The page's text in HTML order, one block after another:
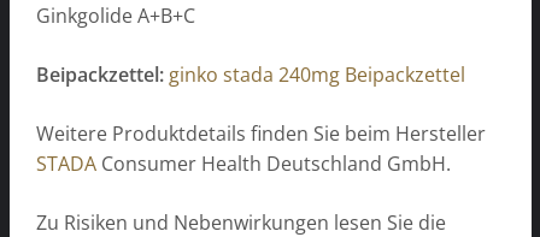
Ginkgolide A+B+C
Beipackzettel: ginko stada 240mg Beipackzettel
Weitere Produktdetails finden Sie beim Hersteller
STADA Consumer Health Deutschland GmbH.
Zu Risiken und Nebenwirkungen lesen Sie die